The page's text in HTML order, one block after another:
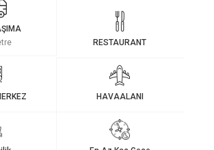
RESTAURANT
HAVAALANI